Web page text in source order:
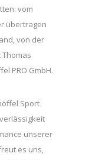
vom
übertragen
von der
Thomas
PRO GmbH.
Sport
unserer
es uns,